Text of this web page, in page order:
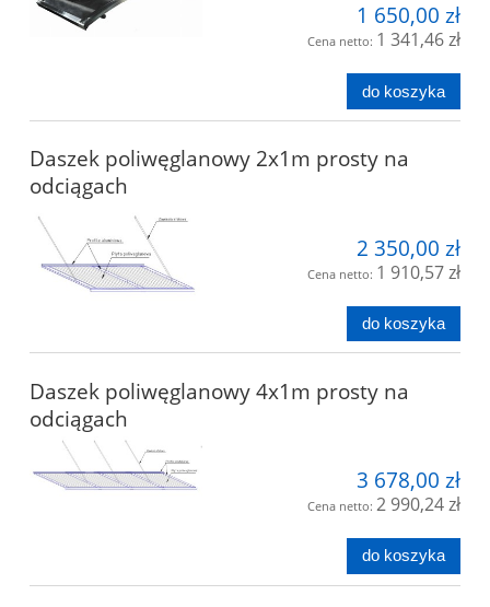
1 650,00 zł
Cena netto: 1 341,46 zł
do koszyka
Daszek poliwęglanowy 2x1m prosty na
odciągach
2 350,00 zł
Cena netto: 1 910,57 zł
do koszyka
Daszek poliwęglanowy 4x1m prosty na
odciągach
3 678,00 zł
Cena netto: 2 990,24 zł
do koszyka